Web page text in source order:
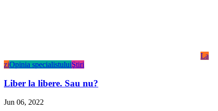
La
ziOpinia specialistuluiŞtiri
Liber la libere. Sau nu?
Jun 06, 2022